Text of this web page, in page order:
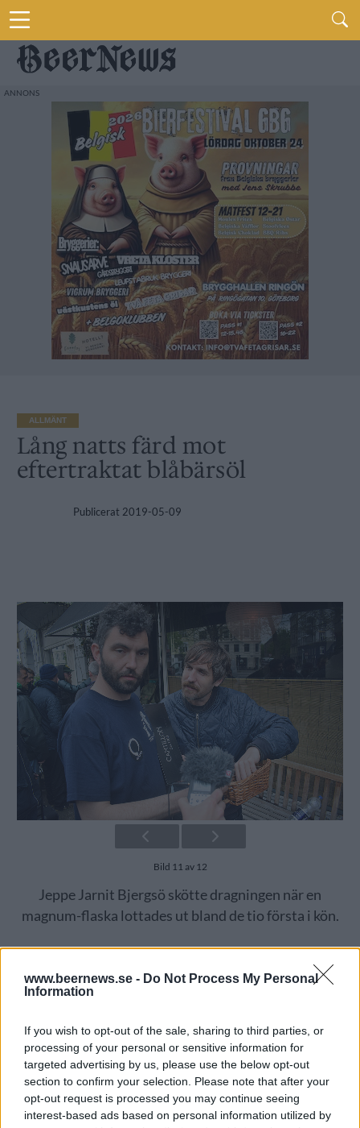
www.beernews.se - Do Not Process My Personal
Information
If you wish to opt-out of the sale, sharing to third parties, or
processing of your personal or sensitive information for
targeted advertising by us, please use the below opt-out
section to confirm your selection. Please note that after your
opt-out request is processed you may continue seeing
interest-based ads based on personal information utilized by
ALLMÄNT
Lång natts färd mot
eftertraktat blåbärsöl
Publicerat 2019-05-09
Bild 11 av 12
Jeppe Jarnit Bjergsö skötte dragningen när en
magnum-flaska lottades ut bland de tio första i kön.